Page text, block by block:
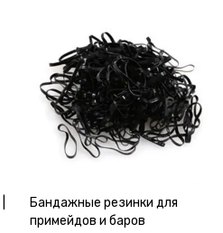
Бандажные резинки для
примейдов и баров